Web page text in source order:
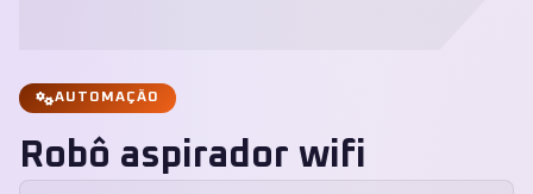
AUTOMAÇÃO
Robô aspirador wifi